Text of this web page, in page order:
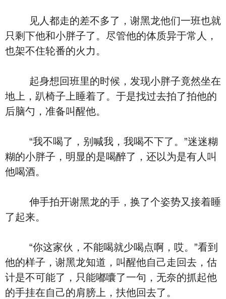
见人都走的差不多了，谢黑龙他们一班也就
只剩下他和小胖子了。尽管他的体质异于常人，
也架不住轮番的火力。
起身想回班里的时候，发现小胖子竟然坐在
地上，趴椅子上睡着了。于是找过去拍了拍他的
后脑勺，准备叫醒他。
“我不喝了，别喊我，我喝不下了。”迷迷糊
糊的小胖子，明显的是喝醉了，还以为是有人叫
他喝酒。
伸手拍开谢黑龙的手，换了个姿势又接着睡
了起来。
“你这家伙，不能喝就少喝点啊，哎。”看到
他的样子，谢黑龙知道，叫醒他自己走回去，估
计是不可能了，只能嘟囔了一句，无奈的抓起他
的手挂在自己的肩膀上，扶他回去了。